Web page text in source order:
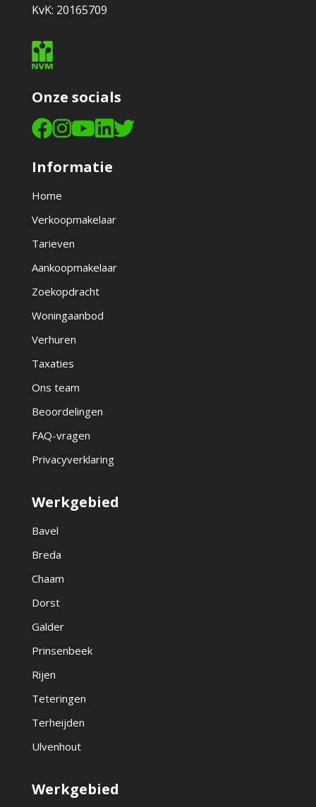
KvK: 20165709
Onze socials
Informatie
Home
Verkoopmakelaar
Tarieven
Aankoopmakelaar
Zoekopdracht
Woningaanbod
Verhuren
Taxaties
Ons team
Beoordelingen
FAQ-vragen
Privacyverklaring
Werkgebied
Bavel
Breda
Chaam
Dorst
Galder
Prinsenbeek
Rijen
Teteringen
Terheijden
Ulvenhout
Werkgebied